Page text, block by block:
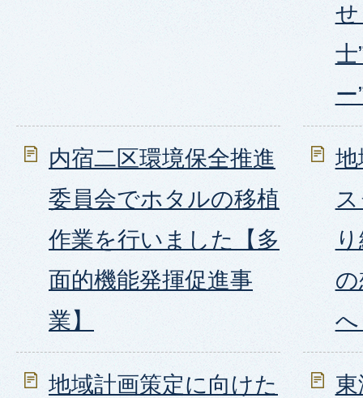
せ
士
ー
内宿二区環境保全推進
委員会でホタルの移植
作業を行いました【多
面的機能発揮促進事
業】
地域計画策定に向けた